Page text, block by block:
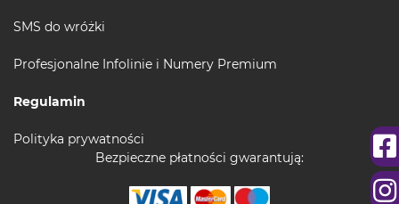
SMS do wróżki
Profesjonalne Infolinie i Numery Premium
Regulamin
Polityka prywatności
Bezpieczne płatności gwarantują: